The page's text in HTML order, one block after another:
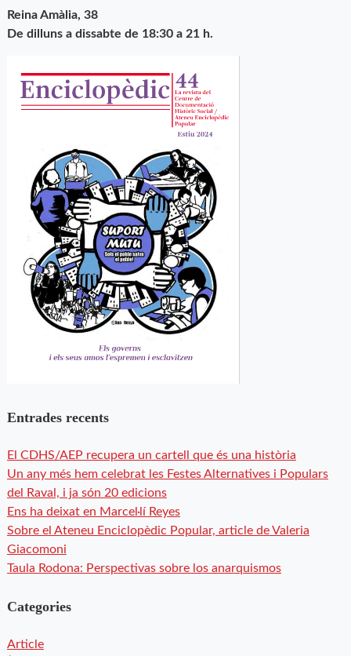
Reina Amàlia, 38
De dilluns a dissabte de 18:30 a 21 h.
Entrades recents
El CDHS/AEP recupera un cartell que és una història
Un any més hem celebrat les Festes Alternatives i Populars
del Raval, i ja són 20 edicions
Ens ha deixat en Marcel·lí Reyes
Sobre el Ateneu Enciclopèdic Popular, article de Valeria
Giacomoni
Taula Rodona: Perspectivas sobre los anarquismos
Categories
Article